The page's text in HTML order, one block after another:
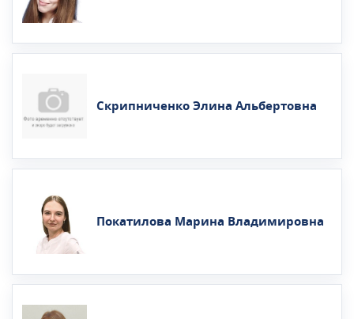
Скрипниченко Элина Альбертовна
Покатилова Марина Владимировна